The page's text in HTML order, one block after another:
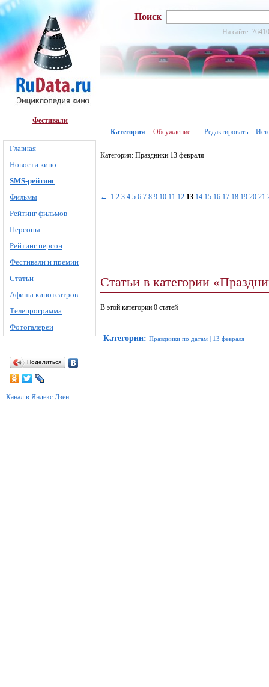
Фестивали
Главная
Новости кино
SMS-рейтинг
Фильмы
Рейтинг фильмов
Персоны
Рейтинг персон
Фестивали и премии
Статьи
Афиша кинотеатров
Телепрограмма
Фотогалереи
Поделиться
Канал в Яндекс.Дзен
Поиск
На сайте:
Категория Обсуждение Редактировать
Категория: Праздники 13 февраля
← 1 2 3 4 5 6 7 8 9 10 11 12 13 14 15 16 17 18 19 20 21
Статьи в категории
В этой категории 0 статей
Категории: Праздники по датам | 13 февраля